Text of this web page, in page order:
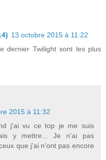
13 octobre 2015 à 11:22
dernier Twilight sont les plus
2015 à 11:32
j'ai vu ce top je me suis
y mettre... Je n'ai pas
que j'ai n'ont pas encore